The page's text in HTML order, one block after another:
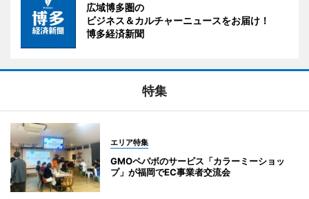
広域博多圏の
ビジネス＆カルチャーニュースをお届け！
博多経済新聞
特集
エリア特集
GMOペパボのサービス「カラーミーショッ
プ」が福岡でEC事業者交流会